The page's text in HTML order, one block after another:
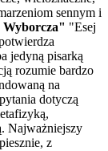
sennym i
Wyborcza" "Esej
jedyną pisarką
rozumie bardzo
na
dotyczą
Najważniejszy
z